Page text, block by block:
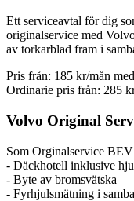
Ett serviceavtal för dig
originalservice med
av torkarblad fram i
Pris från: 185 kr/mån
Ordinarie pris från: 285
Volvo Original
Som Orginalservice
- Däckhotell inklusive
- Byte av bromsvätska
- Fyrhjulsmätning i